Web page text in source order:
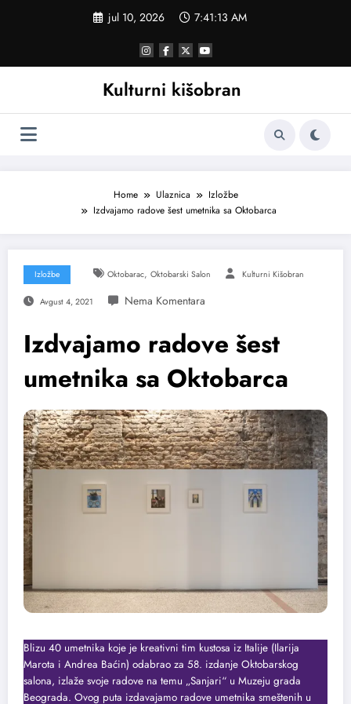
jul 10, 2026 7:41:14 AM
Kulturni kišobran
Home Ulaznica
Izložbe
Izdvajamo radove šest umetnika sa Oktobarca
Izložbe Oktobarac, Oktobarski Salon Kulturni Kišobran
Avgust 4, 2021
Izdvajamo radove šest
umetnika sa Oktobarca
Blizu 40 umetnika koje je kreativni tim kustosa iz Italije (Ilarija
Marota i Andrea Baćin) odabrao za 58. izdanje Oktobarskog
salona, izlaže svoje radove na temu „Sanjari“ u Muzeju grada
Beograda. Ovog puta izdavajamo radove umetnika smeštenih u